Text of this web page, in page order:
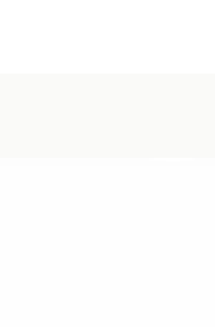
strony.